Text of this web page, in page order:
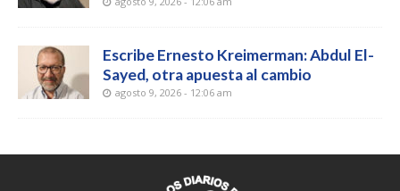
Escribe Ernesto Kreimerman: Abdul El-
Sayed, otra apuesta al cambio
agosto 9, 2026 - 12:06 am